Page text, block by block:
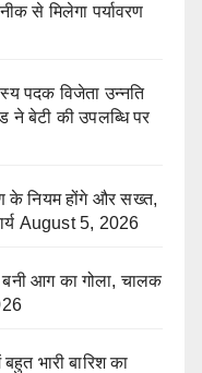
से मिलेगा पर्यावरण
पदक विजेता उन्नति
ने बेटी की उपलब्धि पर
के नियम होंगे और सख्त,
August 5, 2026
आग का गोला, चालक
भारी बारिश का